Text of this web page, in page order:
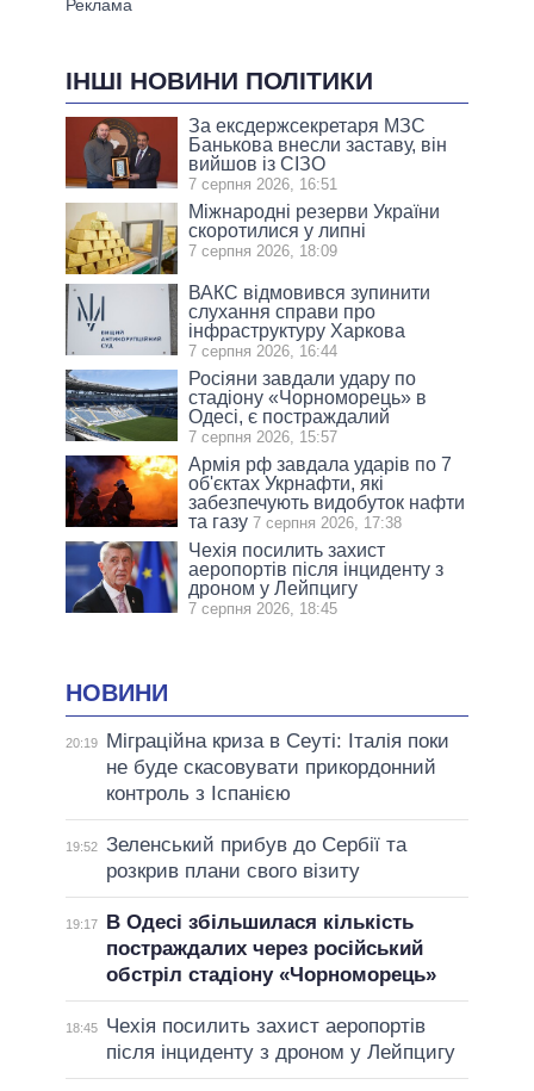
ІНШІ НОВИНИ ПОЛІТИКИ
За ексдержсекретаря МЗС
Банькова внесли заставу, він
вийшов із СІЗО
7 серпня 2026, 16:51
Міжнародні резерви України
скоротилися у липні
7 серпня 2026, 18:09
ВАКС відмовився зупинити
слухання справи про
інфраструктуру Харкова
7 серпня 2026, 16:44
Росіяни завдали удару по
стадіону «Чорноморець» в
Одесі, є постраждалий
7 серпня 2026, 15:57
Армія рф завдала ударів по 7
об'єктах Укрнафти, які
забезпечують видобуток нафти
та газу 7 серпня 2026, 17:38
Чехія посилить захист
аеропортів після інциденту з
дроном у Лейпцигу
7 серпня 2026, 18:45
НОВИНИ
20:19
Міграційна криза в Сеуті: Італія поки
не буде скасовувати прикордонний
контроль з Іспанією
19:52 Зеленський прибув до Сербії та
розкрив плани свого візиту
19:17
В Одесі збільшилася кількість
постраждалих через російський
обстріл стадіону «Чорноморець»
18:45
Чехія посилить захист аеропортів
після інциденту з дроном у Лейпцигу